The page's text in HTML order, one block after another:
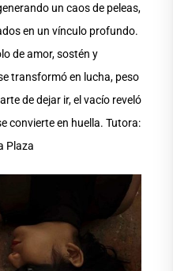
un caos de peleas,
en un vínculo profundo.
de amor, sostén y
transformó en lucha, peso
de dejar ir, el vacío reveló
convierte en huella. Tutora:
Plaza